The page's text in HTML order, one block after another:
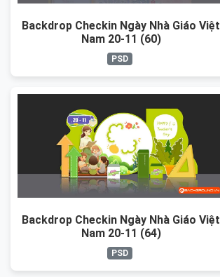
Backdrop Checkin Ngày Nhà Giáo Việt
Nam 20-11 (60)
PSD
Backdrop Checkin Ngày Nhà Giáo Việt
Nam 20-11 (64)
PSD